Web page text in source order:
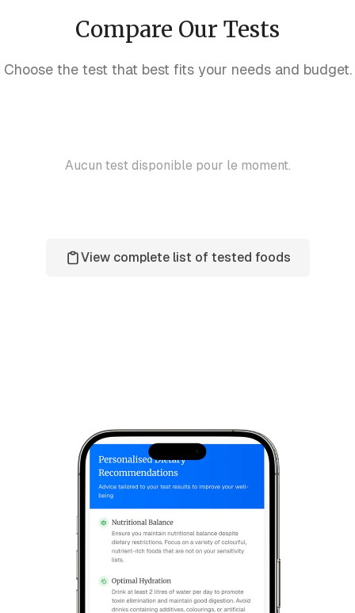
Compare Our Tests
Choose the test that best fits your needs and budget.
Aucun test disponible pour le moment.
View complete list of tested foods